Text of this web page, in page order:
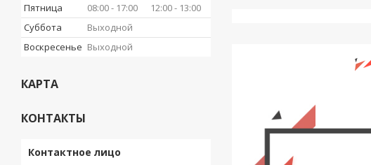
Пятница
08:00 17:00 12:00
13:00
Суббота
Выходной
Воскресенье Выходной
КАРТА
КОНТАКТЫ